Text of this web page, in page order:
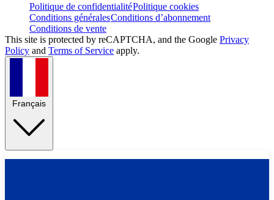
Politique de confidentialitéPolitique cookies
Conditions généralesConditions d’abonnement
Conditions de vente
This site is protected by reCAPTCHA, and the Google Privacy
Policy and Terms of Service apply.
Français